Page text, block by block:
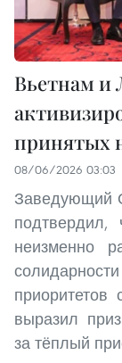
Вьетнам и
принятых
08/06/2026 03:03
Заведующий
подтвердил,
неизменно
выразил
за тёплый